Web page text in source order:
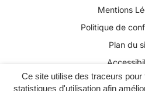
Ce site utilise des traceurs pour
statistiques d'utilisation afin
Mentions
Politique de
Plan du